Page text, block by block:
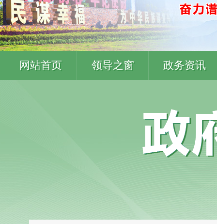
网站首页 领导之窗 政务资讯